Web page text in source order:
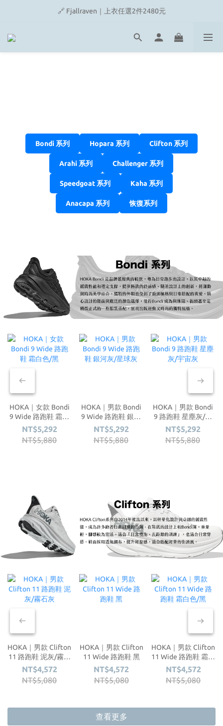
🔗 Snow Peak｜歡慶父親節滿4500即贈品牌方巾
🔗 Fjallraven｜上衣任選2件2480元
🎉On/HOKA 新品陸續上架
Bondi 系列 Hopara 系列 Clifton 系列
Arahi 系列 Challenger 系列
Speedgoat 系列 Kaha 系列
Anacapa 系列 恢復系列
HOKA｜女款 Bondi
9 Wide 路跑鞋 霜白
色/黑
NT$5,292
NT$5,880
HOKA｜男款 Bondi
9 Wide 路跑鞋 銀河
灰/星球灰
NT$5,292
NT$5,880
HOKA｜男款 Bondi
9 路跑鞋 星塵灰/宇
宙灰
NT$5,292
NT$5,880
HOKA｜男款 Clifton
11 路跑鞋 泥灰/霧石
灰
NT$4,572
NT$5,080
HOKA｜男款 Clifton
11 Wide 路跑鞋 黑
NT$4,572
NT$5,080
HOKA｜男款 Clifton
11 Wide 路跑鞋 霜白
色/黑
NT$4,572
NT$5,080
查看更多